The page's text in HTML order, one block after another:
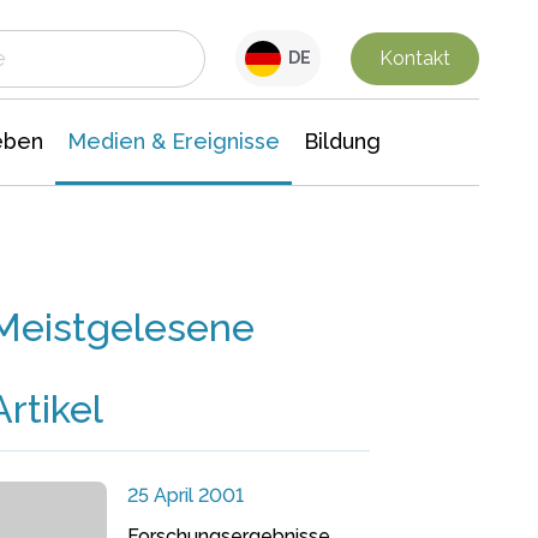
DE Kontakt
Medien & Ereignisse Bildung
25 April 2001